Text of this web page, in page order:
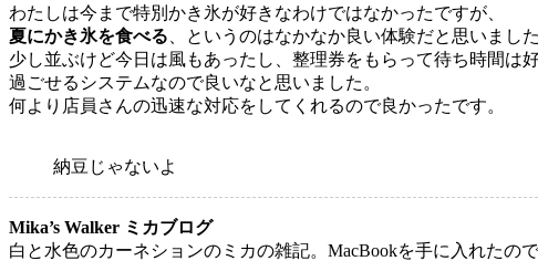
わたしは今まで特別かき氷が好きなわけではなかったですが、
夏にかき氷を食べる 、というのはなかなか良い体験だと思いました
少し並ぶけど今日は風もあったし、整理券をもらって待ち時間は
過ごせるシステムなので良いなと思いました。
何より店員さんの迅速な対応をしてくれるので良かったです。
納豆じゃないよ
Mika’s Walker ミカブログ
白と水色のカーネションのミカの雑記。MacBookを手に入れたので